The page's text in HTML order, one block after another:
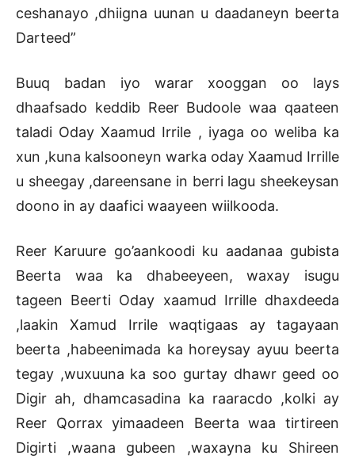
ceshanayo ,dhiigna uunan u daadaneyn beerta
Darteed”
Buuq badan iyo warar xooggan oo lays
dhaafsado keddib Reer Budoole waa qaateen
taladi Oday Xaamud Irrile , iyaga oo weliba ka
xun ,kuna kalsooneyn warka oday Xaamud Irrille
u sheegay ,dareensane in berri lagu sheekeysan
doono in ay daafici waayeen wiilkooda.
Reer Karuure go’aankoodi ku aadanaa gubista
Beerta waa ka dhabeeyeen, waxay isugu
tageen Beerti Oday xaamud Irrille dhaxdeeda
,laakin Xamud Irrile waqtigaas ay tagayaan
beerta ,habeenimada ka horeysay ayuu beerta
tegay ,wuxuuna ka soo gurtay dhawr geed oo
Digir ah, dhamcasadina ka raaracdo ,kolki ay
Reer Qorrax yimaadeen Beerta waa tirtireen
Digirti ,waana gubeen ,waxayna ku Shireen